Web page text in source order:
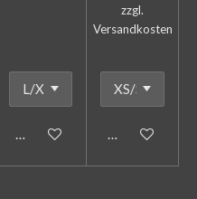
In den Warenkorb
zzgl.
Versandkosten
In den